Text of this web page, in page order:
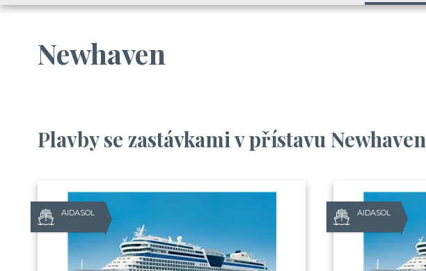
Newhaven
Plavby se zastávkami v přístavu Newhaven
AIDASOL AIDASOL